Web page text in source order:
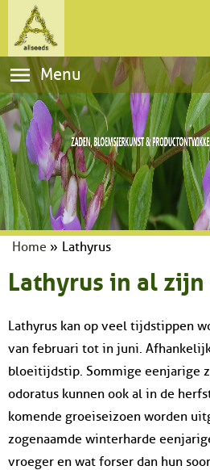
Menu
Home » Lathyrus
Lathyrus in al
Lathyrus kan op veel tijdstippen
van februari tot in juni.
bloeitijdstip. Sommige eenjarige
odoratus kunnen ook al in de
komende groeiseizoen worden
zogenaamde winterharde
vroeger en wat forser dan hun